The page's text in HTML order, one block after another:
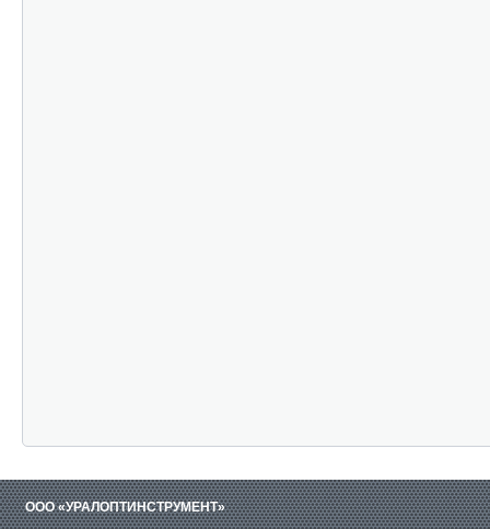
ООО «УРАЛОПТИНСТРУМЕНТ»